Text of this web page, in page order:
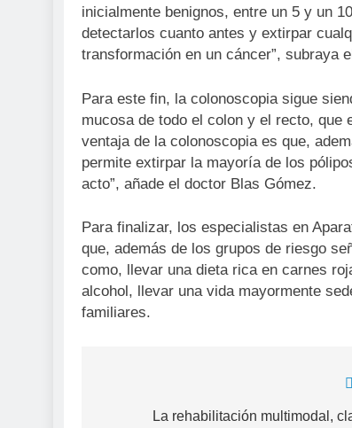
inicialmente benignos, entre un 5 y un
detectarlos cuanto antes y extirpar
transformación en un cáncer”, subraya
Para este fin, la colonoscopia sigue
mucosa de todo el colon y el recto, que
ventaja de la colonoscopia es que,
permite extirpar la mayoría de los
acto”, añade el doctor Blas Gómez.
Para finalizar, los especialistas en
que, además de los grupos de riesgo
como, llevar una dieta rica en carnes
alcohol, llevar una vida mayormente
familiares.
La rehabilitación multimodal,